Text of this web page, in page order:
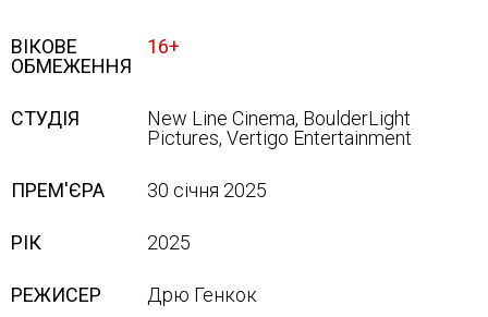
ВІКОВЕ
ОБМЕЖЕННЯ
16+
СТУДІЯ
New Line Cinema, BoulderLight
Pictures, Vertigo Entertainment
ПРЕМ'ЄРА 30 січня 2025
РІК 2025
РЕЖИСЕР Дрю Генкок